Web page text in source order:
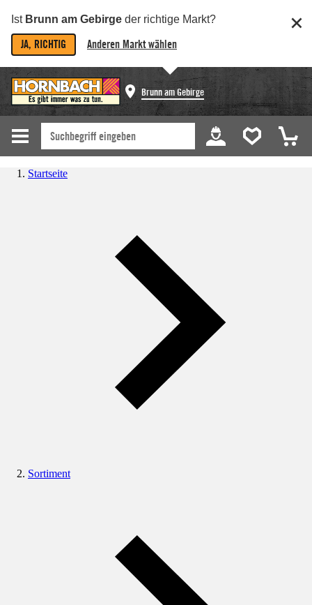
Ist Brunn am Gebirge der richtige Markt?
JA, RICHTIG Anderen Markt wählen
Brunn am Gebirge
Startseite
Sortiment